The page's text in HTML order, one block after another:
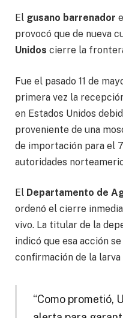
El gusano barrenador
provocó que de nueva
Unidos cierre la
Fue el pasado 11 de
primera vez la
en Estados Unidos
proveniente de una
de importación para el
autoridades
El Departamento de
ordenó el cierre
vivo. La titular de la
indicó que esa acción
confirmación de la larva
“Como prometió,